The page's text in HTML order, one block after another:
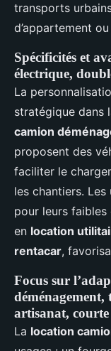
transports
d’appartement
Spécificités et
électrique,
La
stratégique dans
camion
proposent des
faciliter le
les chantiers.
pour leurs faibles
en location
rentacar,
Focus sur
artisanat,
La location